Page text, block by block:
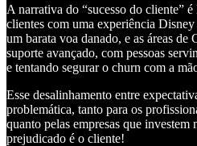
A narrativa do “sucesso do cliente”
clientes com uma experiência
um barata voa danado, e as áreas de
suporte avançado, com pessoas
e tentando segurar o churn com a
Esse desalinhamento entre
problemática, tanto para os
quanto pelas empresas que investem
prejudicado é o cliente!